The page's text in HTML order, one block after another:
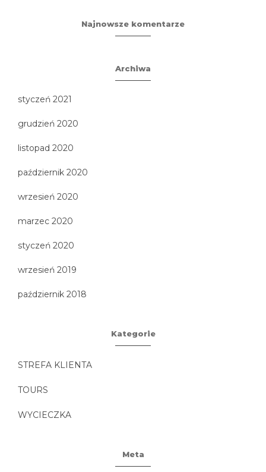
Najnowsze komentarze
Archiwa
styczeń 2021
grudzień 2020
listopad 2020
październik 2020
wrzesień 2020
marzec 2020
styczeń 2020
wrzesień 2019
październik 2018
Kategorie
STREFA KLIENTA
TOURS
WYCIECZKA
Meta